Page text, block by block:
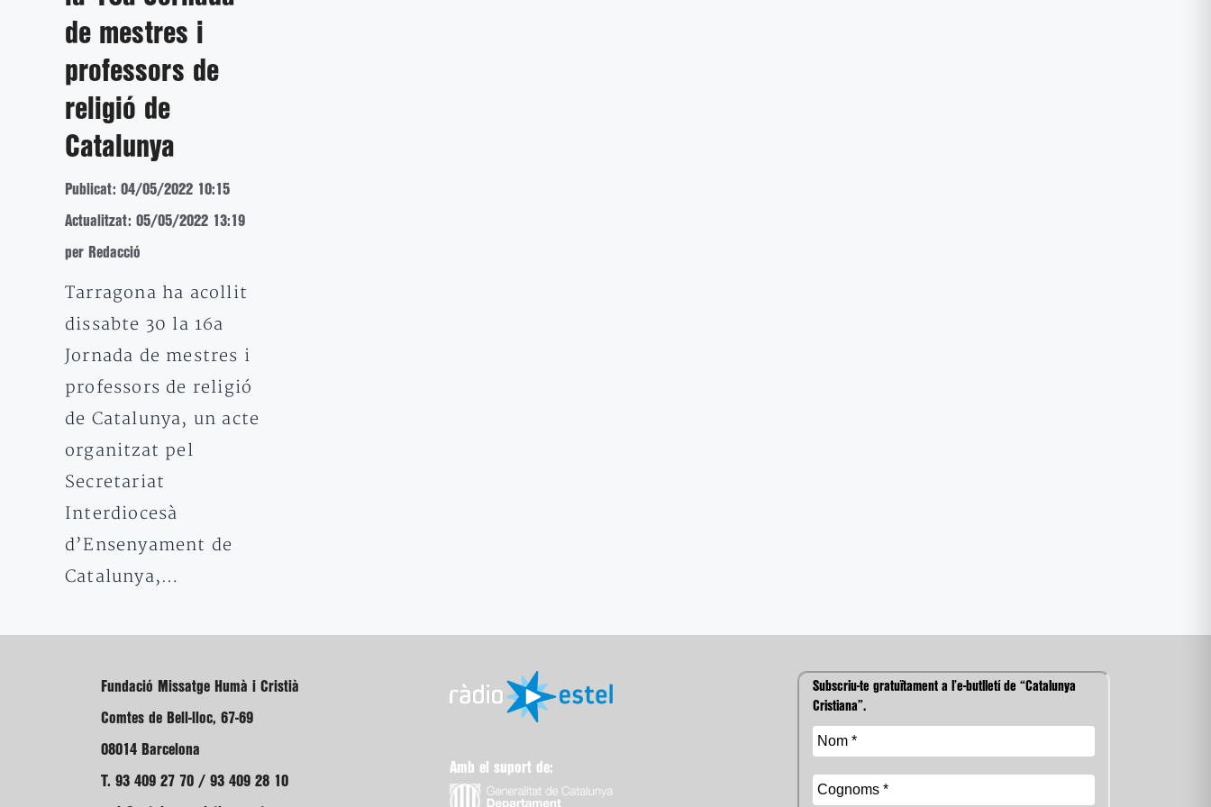
de mestres i
professors de
religió de
Catalunya
Publicat: 04/05/2022 10:15
Actualitzat: 05/05/2022 13:19
per Redacció
Tarragona ha acollit
dissabte 30 la 16a
Jornada de mestres i
professors de religió
de Catalunya, un acte
organitzat pel
Secretariat
Interdiocesà
d’Ensenyament de
Catalunya,…
Fundació Missatge Humà i Cristià
Comtes de Bell-lloc, 67-69
08014 Barcelona
T. 93 409 27 70 / 93 409 28 10
Amb el suport de:
Subscriu-te gratuïtament a l’e-butlletí de “Catalunya
Cristiana”.